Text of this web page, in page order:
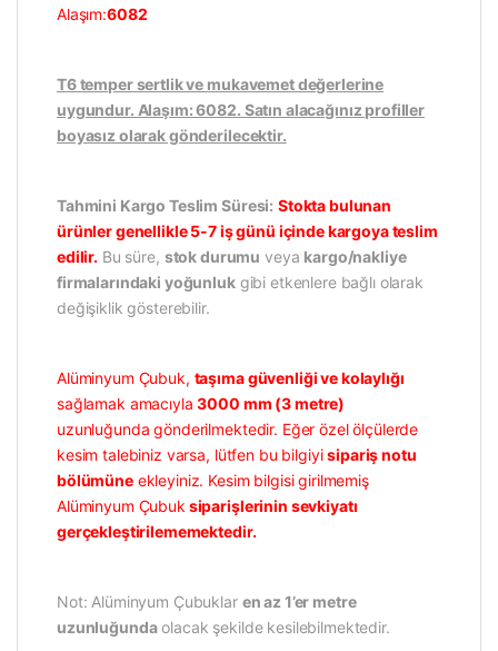
Alaşım:6082
T6 temper sertlik ve mukavemet değerlerine
uygundur. Alaşım: 6082. Satın alacağınız profiller
boyasız olarak gönderilecektir.
Tahmini Kargo Teslim Süresi: Stokta bulunan
ürünler genellikle 5-7 iş günü içinde kargoya teslim
edilir. Bu süre, stok durumu veya kargo/nakliye
firmalarındaki yoğunlukgibi etkenlere bağlı olarak
değişiklik gösterebilir.
Alüminyum Çubuk, taşıma güvenliği ve kolaylığı
sağlamak amacıyla3000 mm (3 metre)
uzunluğunda gönderilmektedir. Eğer özel ölçülerde
kesim talebiniz varsa, lütfen bu bilgiyisipariş notu
bölümüneekleyiniz. Kesim bilgisi girilmemiş
Alüminyum Çubuk siparişlerinin sevkiyatı
gerçekleştirilememektedir.
Not: Alüminyum Çubuklar en az 1’er metre
uzunluğundaolacak şekilde kesilebilmektedir.